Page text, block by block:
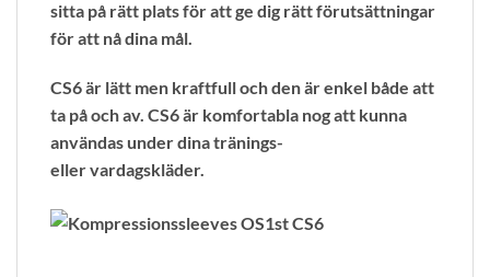
sitta på rätt plats för att ge dig rätt förutsättningar
för att nå dina mål.
CS6 är lätt men kraftfull och den är enkel både att
ta på och av. CS6 är komfortabla nog att kunna
användas under dina tränings-
eller vardagskläder.